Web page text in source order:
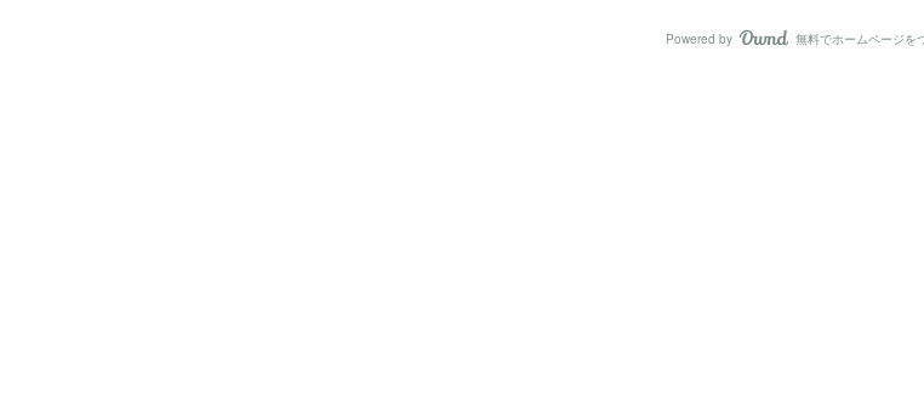
Powered by AmebaOwnd
無料でホームページを